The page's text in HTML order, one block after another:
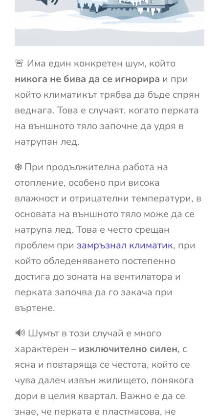
🚨 Има един конкретен шум, който
никога не бива да се игнорира и при
който климатикът трябва да бъде спрян
веднага. Това е случаят, когато перката
на външното тяло започне да удря в
натрупан лед.
❄️ При продължителна работа на
отопление, особено при висока
влажност и отрицателни температури, в
основата на външното тяло може да се
натрупа лед. Това е често срещан
проблем при замръзнал климатик, при
който обледеняването постепенно
достига до зоната на вентилатора и
перката започва да го закача при
въртене.
🔊 Шумът в този случай е много
характерен – изключително силен, с
ясна и повтаряща се честота, който се
чува далеч извън жилището, понякога
дори в целия квартал. Важно е да се
знае, че перката е пластмасова, не